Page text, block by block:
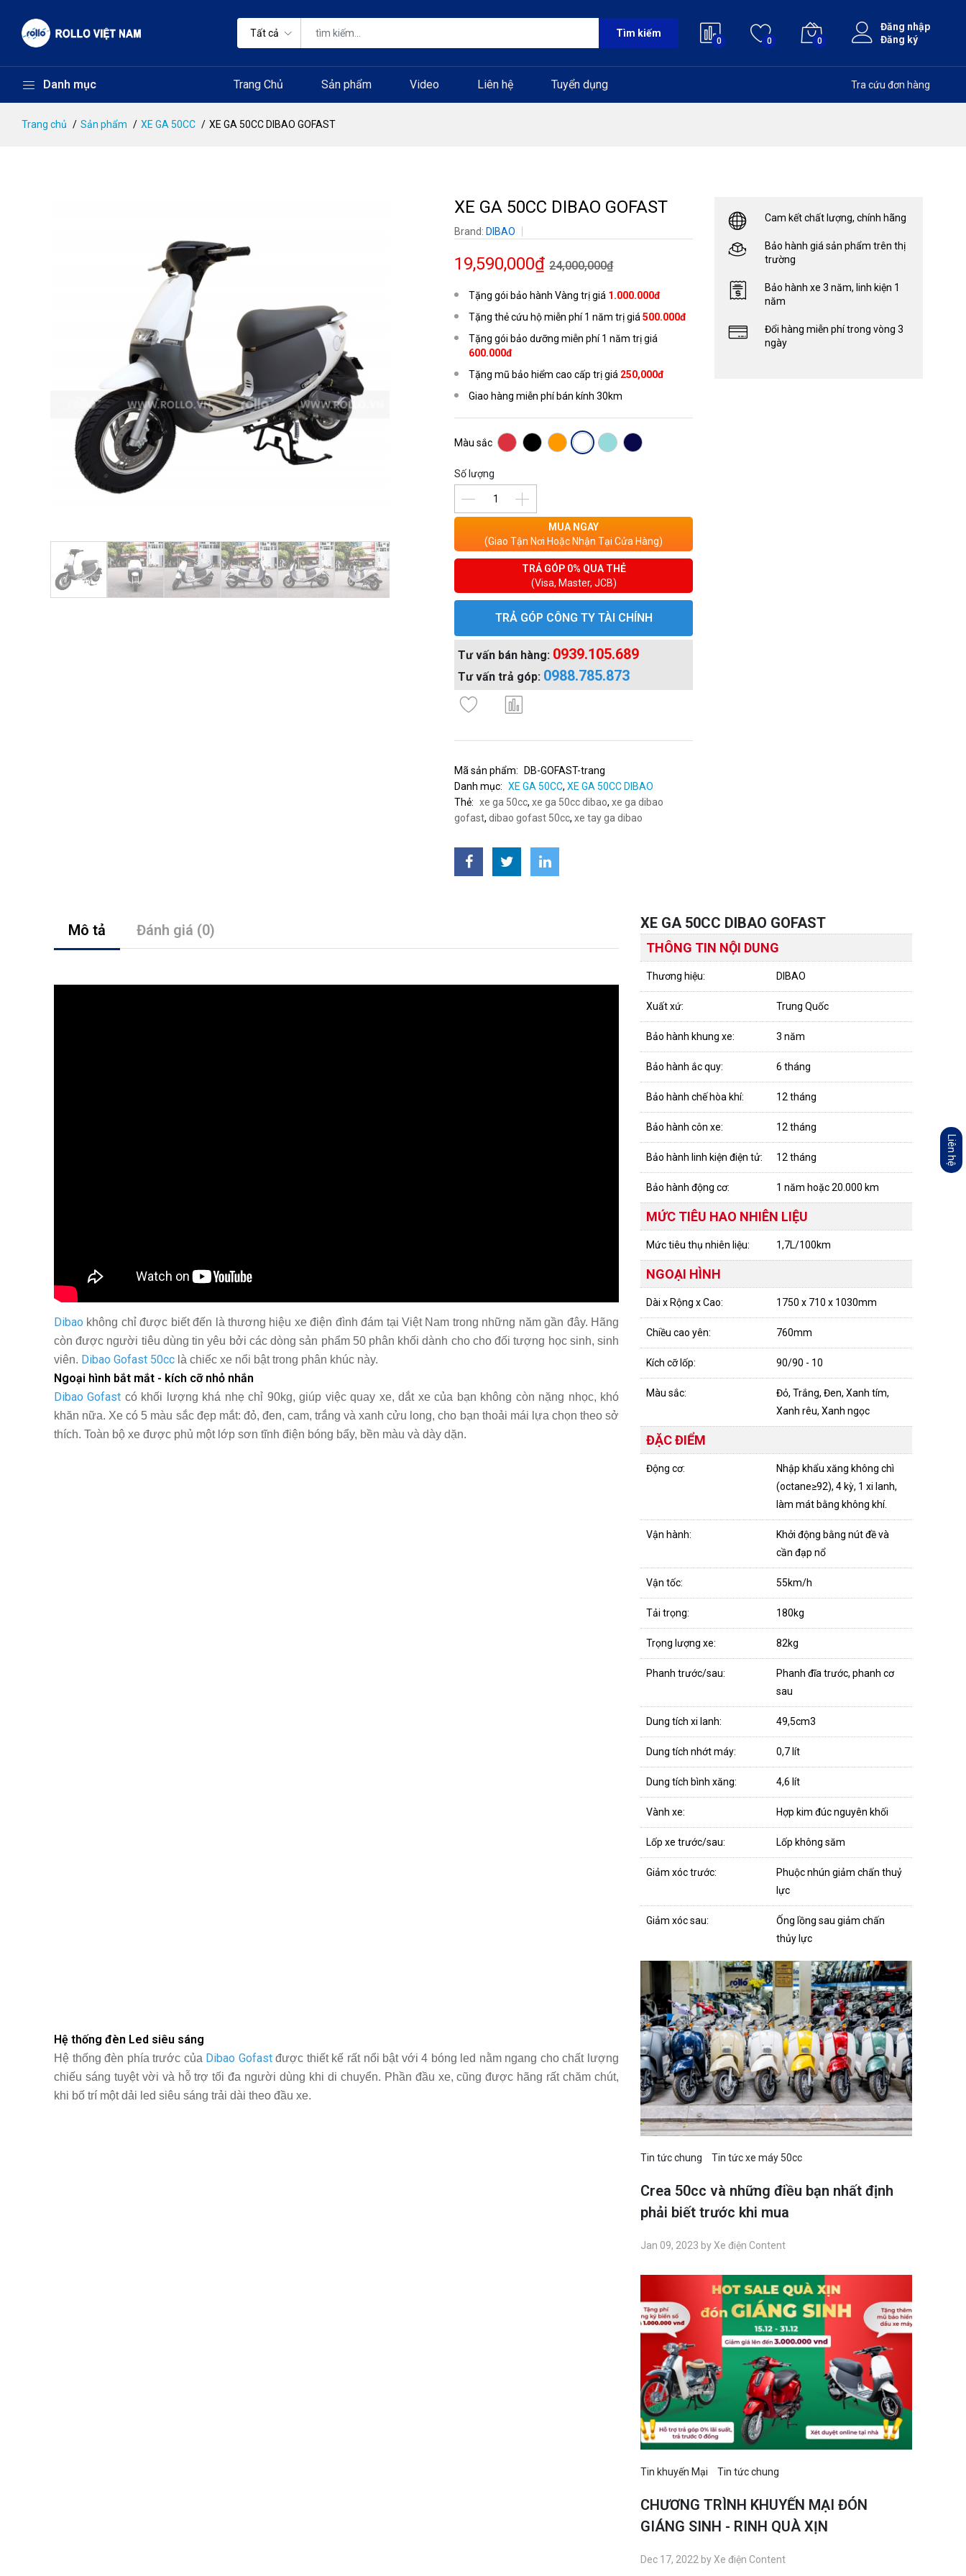
Tất cả Tìm kiếm
0 0 0
Đăng nhập
Đăng ký
Danh mục Trang Chủ Sản phẩm Video Liên hệ Tuyển dụng Tra cứu đơn hàng
Trang chủ Sản phẩm XE GA 50CC XE GA 50CC DIBAO GOFAST
XE GA 50CC DIBAO GOFAST
Brand: DIBAO
19,590,000₫ 24,000,000₫
Tặng gói bảo hành Vàng trị giá 1.000.000đ
Tặng thẻ cứu hộ miễn phí 1 năm trị giá500.000đ
Tặng gói bảo dưỡng miễn phí 1 năm trị giá
600.000đ
Tặng mũ bảo hiểm cao cấp trị giá 250,000đ
Giao hàng miễn phí bán kính 30km
Màu sắc
Số lượng
MUA NGAY
(Giao Tận Nơi Hoặc Nhận Tại Cửa Hàng)
TRẢ GÓP 0% QUA THẺ
(Visa, Master, JCB)
TRẢ GÓP CÔNG TY TÀI CHÍNH
Tư vấn bán hàng: 0939.105.689
Tư vấn trả góp: 0988.785.873
Mã sản phẩm:
DB-GOFAST-trang
Danh mục: XE GA 50CC,XE GA 50CC DIBAO
Thẻ: xe ga 50cc,xe ga 50cc dibao,xe ga dibao
gofast,dibao gofast 50cc,xe tay ga dibao
Cam kết chất lượng, chính hãng
Bảo hành giá sản phẩm trên thị
trường
Bảo hành xe 3 năm, linh kiện 1
năm
Đổi hàng miễn phí trong vòng 3
ngày
Mô tả Đánh giá (0)
Dibao không chỉ được biết đến là thương hiệu xe điện đình đám tại Việt Nam trong những năm gần đây. Hãng
còn được người tiêu dùng tin yêu bởi các dòng sản phẩm 50 phân khối dành cho cho đối tượng học sinh, sinh
viên. Dibao Gofast 50cc là chiếc xe nổi bật trong phân khúc này.
Ngoại hình bắt mắt - kích cỡ nhỏ nhắn
Dibao Gofast có khối lượng khá nhẹ chỉ 90kg, giúp việc quay xe, dắt xe của bạn không còn nặng nhọc, khó
khăn nữa. Xe có 5 màu sắc đẹp mắt: đỏ, đen, cam, trắng và xanh cửu long, cho bạn thoải mái lựa chọn theo sở
thích. Toàn bộ xe được phủ một lớp sơn tĩnh điện bóng bẩy, bền màu và dày dặn.
Hệ thống đèn Led siêu sáng
Hệ thống đèn phía trước của Dibao Gofastđược thiết kế rất nổi bật với 4 bóng led nằm ngang cho chất lượng
chiếu sáng tuyệt vời và hỗ trợ tối đa người dùng khi di chuyển. Phần đầu xe, cũng được hãng rất chăm chút,
khi bố trí một dải led siêu sáng trải dài theo đầu xe.
XE GA 50CC DIBAO GOFAST
THÔNG TIN NỘI DUNG
Thương hiệu: DIBAO
Xuất xứ: Trung Quốc
Bảo hành khung xe: 3 năm
Bảo hành ắc quy: 6 tháng
Bảo hành chế hòa khí: 12 tháng
Bảo hành côn xe: 12 tháng
Bảo hành linh kiện điện tử: 12 tháng
Bảo hành động cơ: 1 năm hoặc 20.000 km
MỨC TIÊU HAO NHIÊN LIỆU
Mức tiêu thụ nhiên liệu: 1,7L/100km
NGOẠI HÌNH
Dài x Rộng x Cao: 1750 x 710 x 1030mm
Chiều cao yên: 760mm
Kích cỡ lốp: 90/90 - 10
Màu sắc:
Đỏ, Trắng, Đen, Xanh tím,
Xanh rêu, Xanh ngọc
ĐẶC ĐIỂM
Động cơ:
Nhập khẩu xăng không chì
(octane≥92), 4 kỳ, 1 xi lanh,
làm mát bằng không khí.
Vận hành:
Khởi động bằng nút đề và
cần đạp nổ
Vận tốc: 55km/h
Tải trọng: 180kg
Trọng lượng xe: 82kg
Phanh trước/sau:
Phanh đĩa trước, phanh cơ
sau
Dung tích xi lanh: 49,5cm3
Dung tích nhớt máy: 0,7 lít
Dung tích bình xăng: 4,6 lít
Vành xe: Hợp kim đúc nguyên khối
Lốp xe trước/sau: Lốp không săm
Giảm xóc trước:
Phuộc nhún giảm chấn thuỷ
lực
Giảm xóc sau:
Ống lồng sau giảm chấn
thủy lực
Tin tức chung Tin tức xe máy 50cc
Crea 50cc và những điều bạn nhất định
phải biết trước khi mua
Jan 09, 2023 by Xe điện Content
Tin khuyến Mại Tin tức chung
CHƯƠNG TRÌNH KHUYẾN MẠI ĐÓN
GIÁNG SINH - RINH QUÀ XỊN
Dec 17, 2022 by Xe điện Content
Liên hệ